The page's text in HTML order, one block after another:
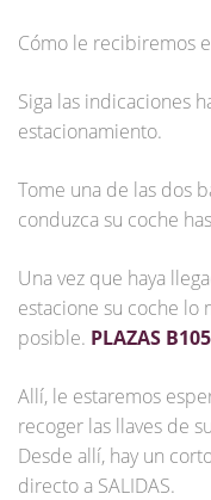
Cómo le recibiremos
Siga las indicaciones
estacionamiento.
Tome una de las dos
conduzca su coche
Una vez que haya
estacione su coche lo
posible. PLAZAS
Allí, le estaremos
recoger las llaves de
Desde allí, hay un
directo a SALIDAS.